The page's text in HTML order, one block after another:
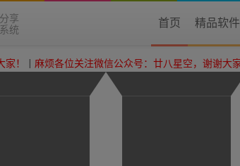
享
统
首页 精品软件
位关注微信公众号：廿八星空，谢谢大家！|